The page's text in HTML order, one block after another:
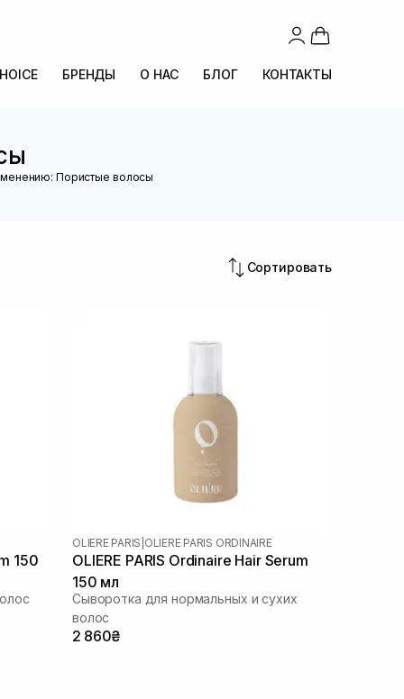
БРЕНДЫ О НАС БЛОГ КОНТАКТЫ
Пористые волосы
Сортировать
150
OLIERE PARIS OLIERE PARIS ORDINAIRE
OLIERE PARIS Ordinaire Hair Serum
150 мл
Сыворотка для нормальных и сухих
волос
2 860₴